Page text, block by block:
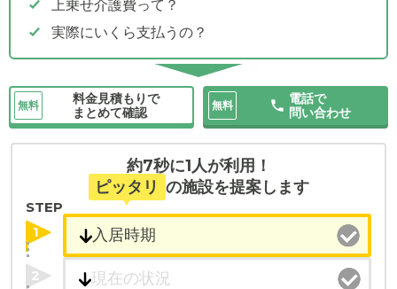
上乗せ介護費って？
実際にいくら支払うの？
無料
料金見積もりで
まとめて確認
無料
電話で
問い合わせ
約7秒に1人が利用！
ピッタリ の施設を提案します
STEP
1
2